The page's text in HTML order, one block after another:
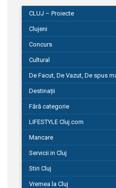
CLUJ – Proiecte
Clujeni
Concurs
Cultural
De Facut, De Vazut, De spus
Destinații
Fără categorie
LIFESTYLE Cluj.com
Mancare
Servicii in Cluj
Stiri Cluj
Vremea la Cluj